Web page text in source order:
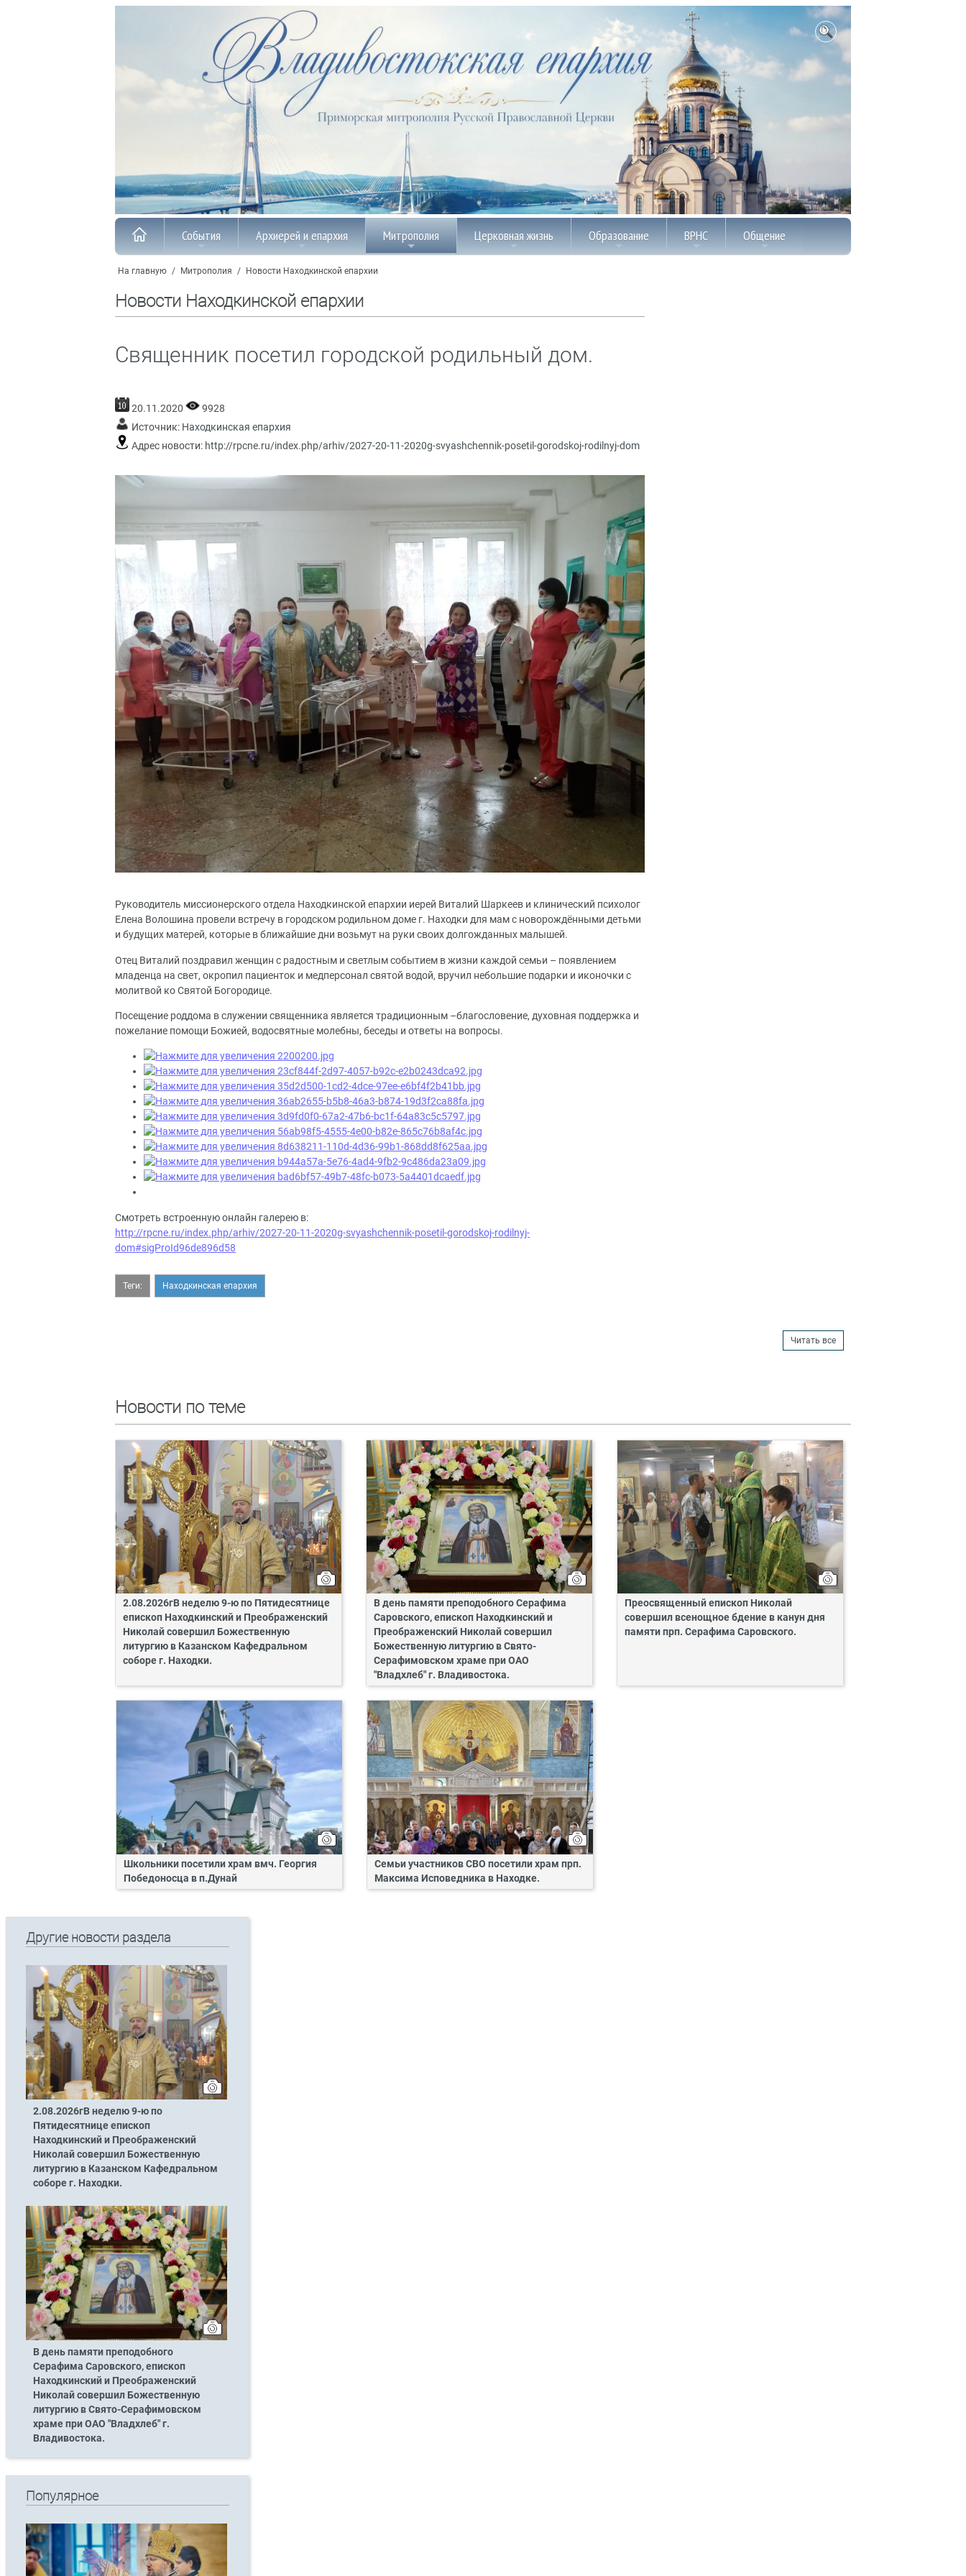
События Архиерей и епархия Митрополия Церковная жизнь Образование ВРНС Общение
На главную / Митрополия / Новости Находкинской епархии
Новости Находкинской епархии
Священник посетил городской родильный дом.
20.11.2020
9928
Источник: Находкинская епархия
Адрес новости: http://rpcne.ru/index.php/arhiv/2027-20-11-2020g-svyashchennik-posetil-gorodskoj-rodilnyj-dom
Руководитель миссионерского отдела Находкинской епархии иерей Виталий Шаркеев и клинический психолог
Елена Волошина провели встречу в городском родильном доме г. Находки для мам с новорождёнными детьми
и будущих матерей, которые в ближайшие дни возьмут на руки своих долгожданных малышей.
Отец Виталий поздравил женщин с радостным и светлым событием в жизни каждой семьи – появлением
младенца на свет, окропил пациенток и медперсонал святой водой, вручил небольшие подарки и иконочки с
молитвой ко Святой Богородице.
Посещение роддома в служении священника является традиционным –благословение, духовная поддержка и
пожелание помощи Божией, водосвятные молебны, беседы и ответы на вопросы.
Смотреть встроенную онлайн галерею в:
http://rpcne.ru/index.php/arhiv/2027-20-11-2020g-svyashchennik-posetil-gorodskoj-rodilnyj-
dom#sigProId96de896d58
Теги: Находкинская епархия
Читать все
Новости по теме
2.08.2026гВ неделю 9-ю по Пятидесятнице
епископ Находкинский и Преображенский
Николай совершил Божественную
литургию в Казанском Кафедральном
соборе г. Находки.
В день памяти преподобного Серафима
Саровского, епископ Находкинский и
Преображенский Николай совершил
Божественную литургию в Свято-
Серафимовском храме при ОАО
"Владхлеб" г. Владивостока.
Преосвященный епископ Николай
совершил всенощное бдение в канун дня
памяти прп. Серафима Саровского.
Школьники посетили храм вмч. Георгия
Победоносца в п.Дунай
Семьи участников СВО посетили храм прп.
Максима Исповедника в Находке.
Другие новости раздела
2.08.2026гВ неделю 9-ю по
Пятидесятнице епископ
Находкинский и Преображенский
Николай совершил Божественную
литургию в Казанском Кафедральном
соборе г. Находки.
В день памяти преподобного
Серафима Саровского, епископ
Находкинский и Преображенский
Николай совершил Божественную
литургию в Свято-Серафимовском
храме при ОАО "Владхлеб" г.
Владивостока.
Популярное